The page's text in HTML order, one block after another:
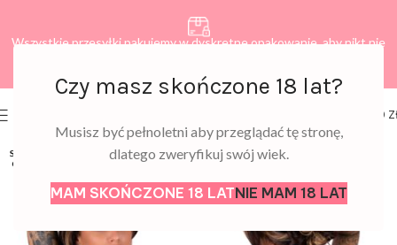
Czy masz skończone 18 lat?
Musisz być pełnoletni aby przeglądać tę stronę,
dlatego zweryfikuj swój wiek.
MAM SKOŃCZONE 18 LATNIE MAM 18 LAT
Wszystkie przesyłki pakujemy w dyskretne opakowanie, aby nikt nie
0,00
SOLD
OUT